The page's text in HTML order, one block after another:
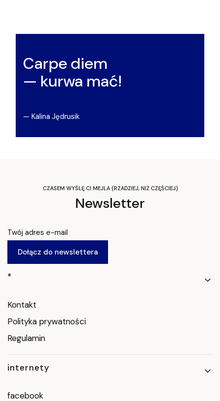
Carpe diem
— kurwa mać!
— Kalina Jędrusik
CZASEM WYŚLĘ CI MEJLA (RZADZIEJ, NIŻ CZĘŚCIEJ)
Newsletter
Twój adres e-mail
Dołącz do newslettera
Linki w stopce
*
Kontakt
Polityka prywatności
Regulamin
internety
facebook